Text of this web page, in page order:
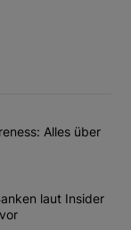
kommentierten
bei Situational
Alles über
bereitet
laut Insider